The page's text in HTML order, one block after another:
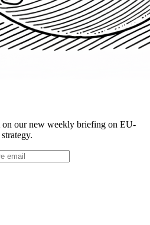
on our new weekly briefing on EU-